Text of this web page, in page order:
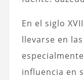
En el siglo
llevarse en
influencia en